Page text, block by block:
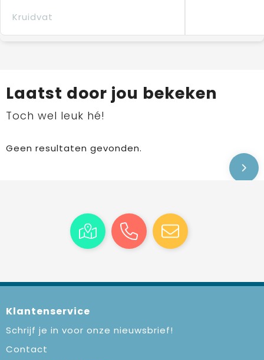
Kruidvat
Laatst door jou bekeken
Toch wel leuk hé!
Geen resultaten gevonden.
Klantenservice
Schrijf je in voor onze nieuwsbrief!
Contact